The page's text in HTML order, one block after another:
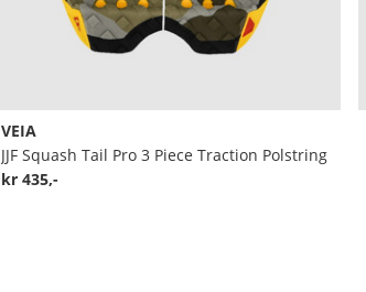
VEIA
JJF Squash Tail Pro 3 Piece Traction Polstring
kr 435,-